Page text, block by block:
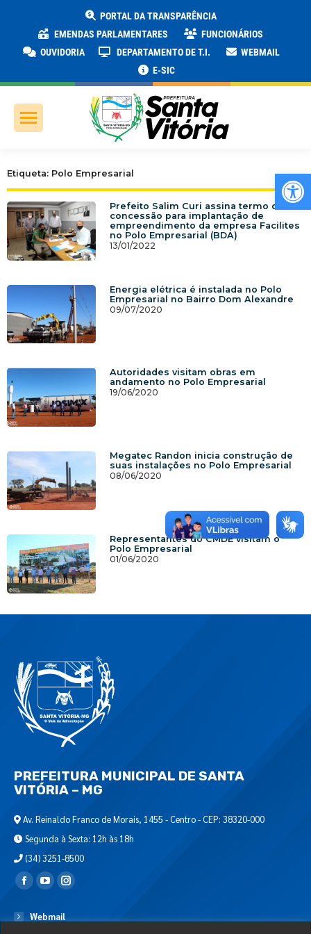
PORTAL DA TRANSPARÊNCIA
EMENDAS PARLAMENTARES
FUNCIONÁRIOS
OUVIDORIA
DEPARTAMENTO DE T.I.
WEBMAIL
E-SIC
Etiqueta: Polo Empresarial
Prefeito Salim Curi assina termo de
concessão para implantação de
empreendimento da empresa Facilites
no Polo Empresarial (BDA)
13/01/2022
Energia elétrica é instalada no Polo
Empresarial no Bairro Dom Alexandre
09/07/2020
Autoridades visitam obras em
andamento no Polo Empresarial
19/06/2020
Megatec Randon inicia construção de
suas instalações no Polo Empresarial
08/06/2020
Representantes do CMDE visitam o
Polo Empresarial
01/06/2020
PREFEITURA MUNICIPAL DE SANTA
VITÓRIA – MG
Av. Reinaldo Franco de Morais, 1455 - Centro - CEP: 38320-000
Segunda à Sexta: 12h às 18h
(34) 3251-8500
Encontre-nos em:
Webmail